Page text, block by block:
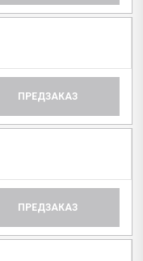
ПРЕДЗАКАЗ
ПРЕДЗАКАЗ